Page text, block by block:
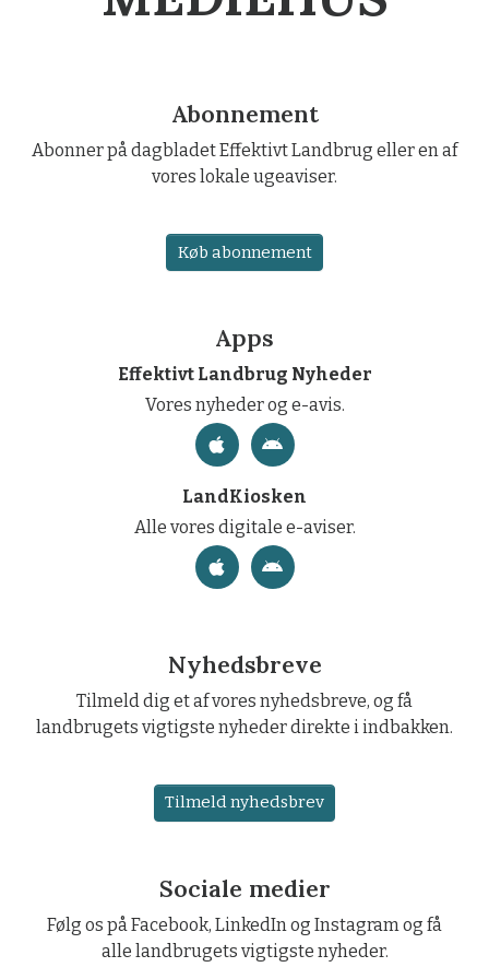
Abonnement
Abonner på dagbladet Effektivt Landbrug eller en af
vores lokale ugeaviser.
Køb abonnement
Apps
Effektivt Landbrug Nyheder
Vores nyheder og e-avis.
LandKiosken
Alle vores digitale e-aviser.
Nyhedsbreve
Tilmeld dig et af vores nyhedsbreve, og få
landbrugets vigtigste nyheder direkte i indbakken.
Tilmeld nyhedsbrev
Sociale medier
Følg os på Facebook, LinkedIn og Instagram og få
alle landbrugets vigtigste nyheder.